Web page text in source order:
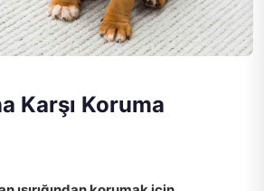
Karşı Koruma